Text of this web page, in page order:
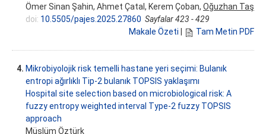
Ömer Sinan Şahin, Ahmet Çatal, Kerem Çoban, Oğuzhan Taş
doi: 10.5505/pajes.2025.27860 Sayfalar 423 - 429
Makale Özeti
Tam Metin PDF
4. Mikrobiyolojik risk temelli hastane yeri seçimi: Bulanık
entropi ağırlıklı Tip-2 bulanık TOPSIS yaklaşımı
Hospital site selection based on microbiological risk: A
fuzzy entropy weighted interval Type-2 fuzzy TOPSIS
approach
Müslüm Öztürk